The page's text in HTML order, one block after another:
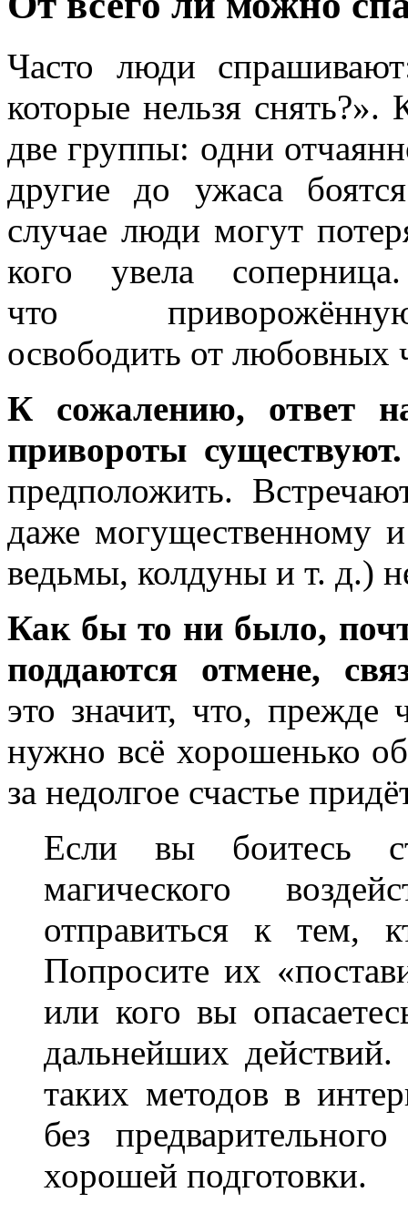
Часто люди
которые нельзя
две группы: одни
другие до ужаса
случае люди могут
кого увела
что
освободить от любовных
К сожалению, ответ
привороты существуют.
предположить.
даже могущественному
ведьмы, колдуны и т. д.)
Как бы то ни было,
поддаются отмене,
это значит, что, прежде
нужно всё хорошенько
за недолгое счастье
Если вы боитесь
магического
отправиться к тем,
Попросите их
или кого вы
дальнейших
таких методов в
без
хорошей подготовки.